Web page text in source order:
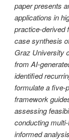
paper presents
applications in
practice-derived
case synthesis
Graz University
from AI-
identified
formulate a five-
framework
assessing
conducting
informed